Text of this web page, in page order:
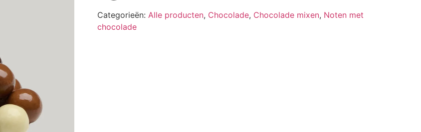
Categorieën: Alle producten, Chocolade, Chocolade mixen, Noten met
chocolade